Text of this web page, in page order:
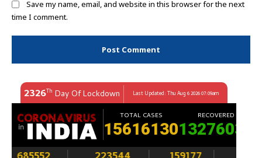
Save my name, email, and website in this browser for the next
time I comment.